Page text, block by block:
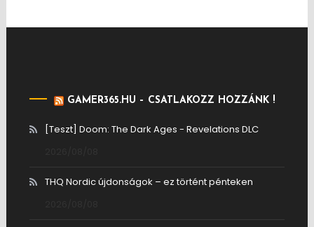
GAMER365.HU – CSATLAKOZZ HOZZÁNK !
[Teszt] Doom: The Dark Ages - Revelations DLC
THQ Nordic újdonságok – ez történt pénteken